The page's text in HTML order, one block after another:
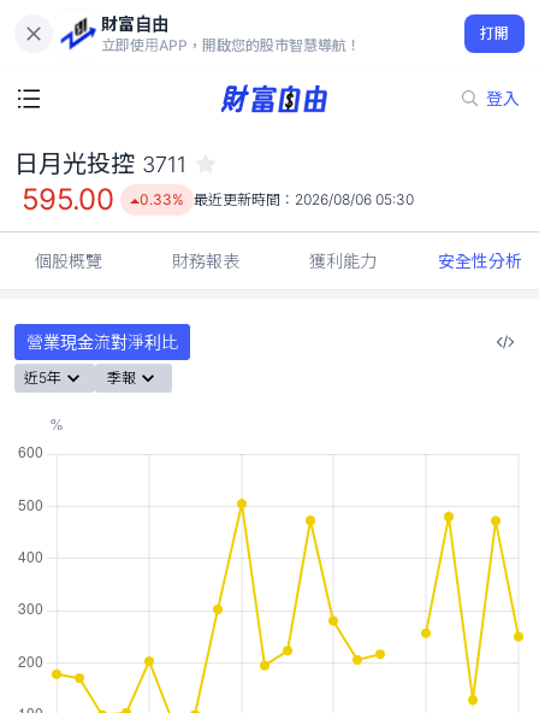
財富自由
立即使用APP，開啟您的股市智慧導航！
打開
登入
595.00
0.33%
日月光投控 3711
595.00 0.33% 最近更新時間： 2026/08/06 05:30
個股概覽 財務報表 獲利能力 安全性分析
營業現金流對淨利比
近5年 季報